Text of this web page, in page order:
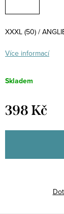
XXXL (50) /
Více informací
Skladem
398 Kč
cena: